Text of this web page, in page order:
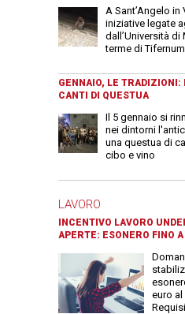
A Sant’Angelo
iniziative legate
dall’Università di
terme di
GENNAIO, LE TRADIZIONI:
CANTI DI QUESTUA
Il 5 gennaio si
nei dintorni
una questua di
cibo e vino
LAVORO
INCENTIVO LAVORO
APERTE: ESONERO FINO
euro al